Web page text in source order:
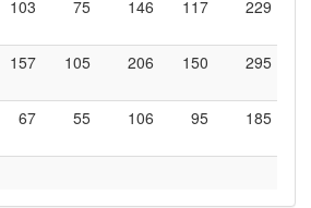
103 75 146 117 229
157 105 206 150 295
67 55 106 95 185